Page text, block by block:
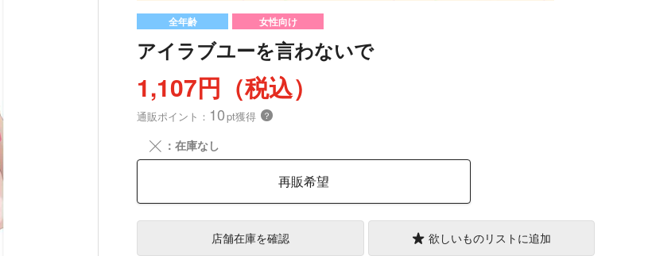
全年齢 女性向け
アイラブユーを言わないで
1,107円（税込）
通販ポイント： 10pt獲得 ？
╳ ：在庫なし
再販希望
店舗在庫を確認 欲しいものリストに追加